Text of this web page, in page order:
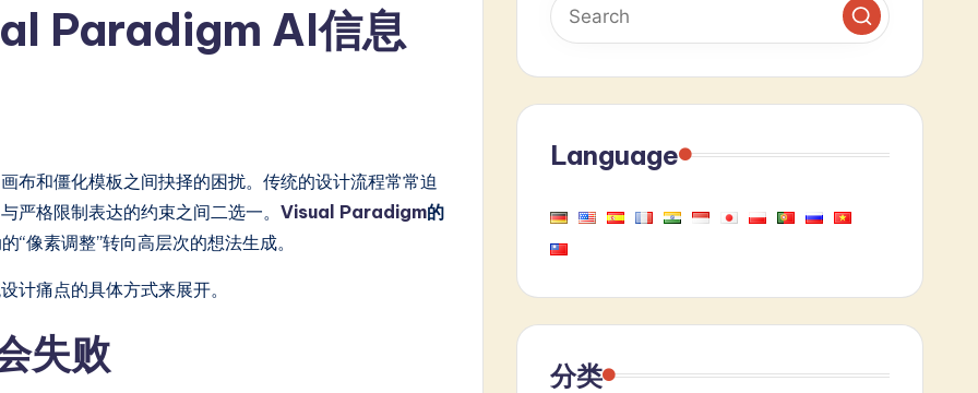
Paradigm AI信息
布和僵化模板之间抉择的困扰。传统的设计流程常常迫
严格限制表达的约束之间二选一。 Visual Paradigm的
“像素调整”转向高层次的想法生成。
计痛点的具体方式来展开。
失败
Language
分类